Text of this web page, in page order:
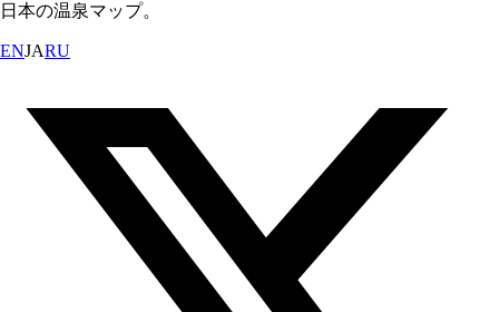
日本の温泉マップ。
ENJARU